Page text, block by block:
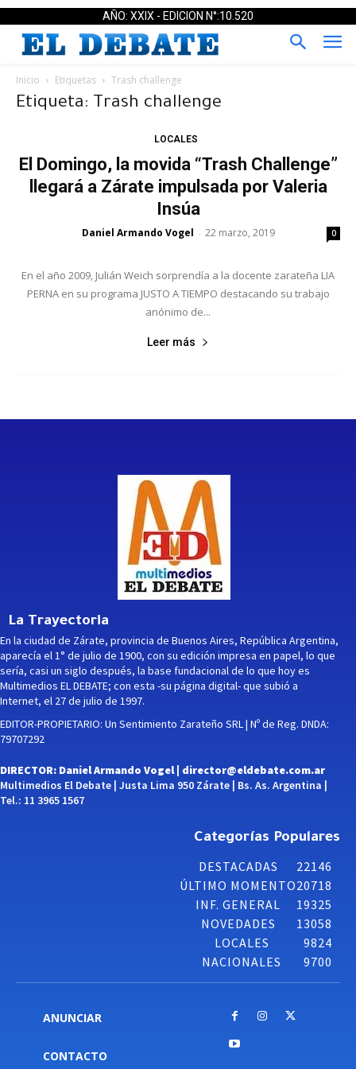
AÑO: XXIX - EDICION N°:10.520
Inicio Etiquetas Trash challenge
Etiqueta: Trash challenge
LOCALES
El Domingo, la movida “Trash Challenge”
llegará a Zárate impulsada por Valeria
Insúa
Daniel Armando Vogel - 22 marzo, 2019 0
En el año 2009, Julián Weich sorprendía a la docente zarateña LIA
PERNA en su programa JUSTO A TIEMPO destacando su trabajo
anónimo de...
Leer más
La Trayectoria
En la ciudad de Zárate, provincia de Buenos Aires, República Argentina,
aparecía el 1° de julio de 1900, con su edición impresa en papel, lo que
sería, casi un siglo después, la base fundacional de lo que hoy es
Multimedios EL DEBATE; con esta -su página digital- que subió a
Internet, el 27 de julio de 1997.
EDITOR-PROPIETARIO: Un Sentimiento Zarateño SRL | Nº de Reg. DNDA:
79707292
DIRECTOR: Daniel Armando Vogel | director@eldebate.com.ar
Multimedios El Debate | Justa Lima 950 Zárate | Bs. As. Argentina |
Tel.: 11 3965 1567
Categorías Populares
DESTACADAS
22146
ÚLTIMO MOMENTO20718
INF. GENERAL
19325
NOVEDADES
13058
LOCALES
9824
NACIONALES
9700
ANUNCIAR
CONTACTO